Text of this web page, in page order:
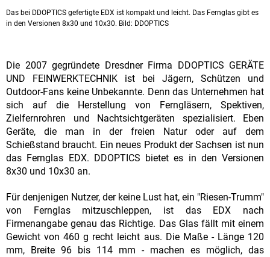
Das bei DDOPTICS gefertigte EDX ist kompakt und leicht. Das Fernglas gibt es
in den Versionen 8x30 und 10x30. Bild: DDOPTICS
Die 2007 gegründete Dresdner Firma DDOPTICS GERÄTE
UND FEINWERKTECHNIK ist bei Jägern, Schützen und
Outdoor-Fans keine Unbekannte. Denn das Unternehmen hat
sich auf die Herstellung von Ferngläsern, Spektiven,
Zielfernrohren und Nachtsichtgeräten spezialisiert. Eben
Geräte, die man in der freien Natur oder auf dem
Schießstand braucht. Ein neues Produkt der Sachsen ist nun
das Fernglas EDX. DDOPTICS bietet es in den Versionen
8x30 und 10x30 an.
Für denjenigen Nutzer, der keine Lust hat, ein "Riesen-Trumm"
von Fernglas mitzuschleppen, ist das EDX nach
Firmenangabe genau das Richtige. Das Glas fällt mit einem
Gewicht von 460 g recht leicht aus. Die Maße - Länge 120
mm, Breite 96 bis 114 mm - machen es möglich, das